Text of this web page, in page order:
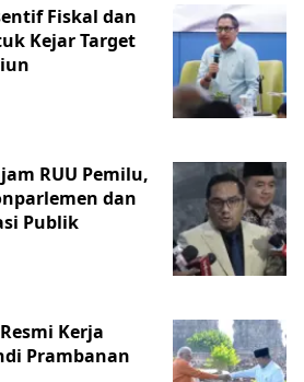
Fiskal dan
Kejar Target
RUU Pemilu,
dan
Publik
Kerja
Prambanan